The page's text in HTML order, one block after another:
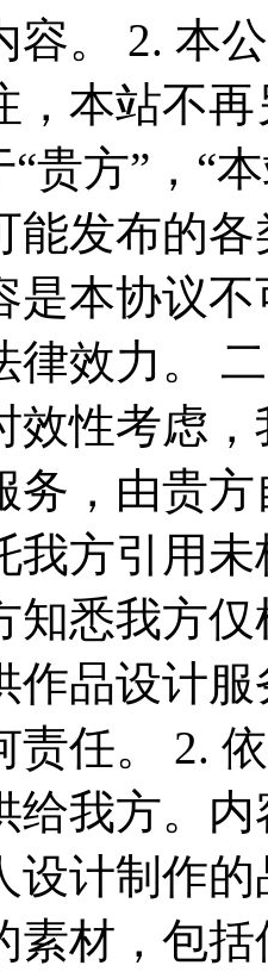
容。 2. 本
，本站不
“贵方”，“
能发布的
是本协议
律效力。
效性考虑
务，由贵
我方引用
知悉我方
作品设计
责任。 2.
给我方。
设计制作
素材，包